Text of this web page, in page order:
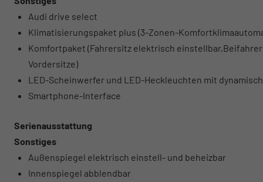
Audi drive select
Klimatisierungspaket plus (3-Zonen-
Komfortpaket (Fahrersitz elektrisch
Vordersitze)
LED-Scheinwerfer und LED-Heckleuchten mit
Smartphone-Interface
Serienausstattung
Sonstiges
Außenspiegel elektrisch einstell- und beheizbar
Innenspiegel abblendbar